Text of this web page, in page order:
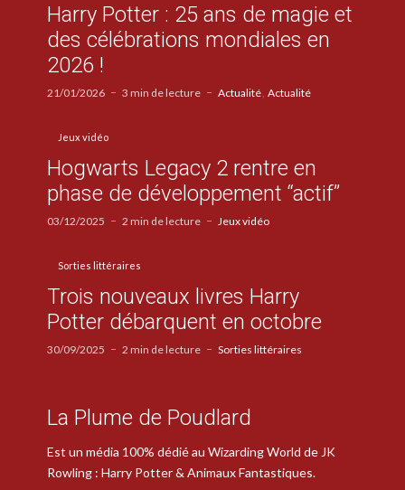
Harry Potter : 25 ans de magie et
des célébrations mondiales en
2026 !
21/01/2026 3 min de lecture Actualité Actualité
Jeux vidéo
Hogwarts Legacy 2 rentre en
phase de développement “actif”
03/12/2025 2 min de lecture Jeux vidéo
Sorties littéraires
Trois nouveaux livres Harry
Potter débarquent en octobre
30/09/2025 2 min de lecture Sorties littéraires
La Plume de Poudlard
Est un média 100% dédié au Wizarding World de JK
Rowling : Harry Potter & Animaux Fantastiques.